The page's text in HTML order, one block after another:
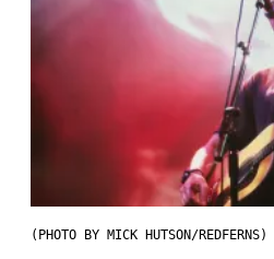
(PHOTO BY MICK HUTSON/REDFERNS)